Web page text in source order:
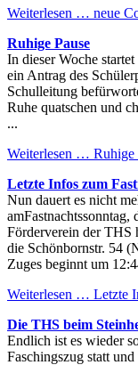
Weiterlesen … neue
Ruhige Pause
In dieser Woche
ein Antrag des
Schulleitung
Ruhe quatschen und
...
Weiterlesen … Ruhige
Letzte Infos zum
Nun dauert es nicht
Förderverein der THS
die Schönbornstr. 54
Zuges beginnt um
Weiterlesen … Letzte
Die THS beim
Endlich ist es wieder
Faschingszug statt